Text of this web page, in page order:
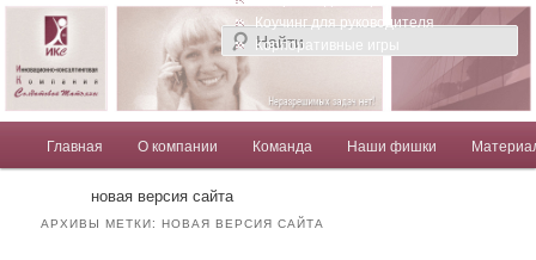
Солдатова Татьяна
Компания Солдатовой Татьяны
Главное менюПерейти к основному содержимому
Перейти к дополнительному содержимому
Главная О компании Команда Наши фишки
Коучинг для руководителя
Корпоративные игры
новая версия сайта
АРХИВЫ МЕТКИ:НОВАЯ ВЕРСИЯ САЙТА